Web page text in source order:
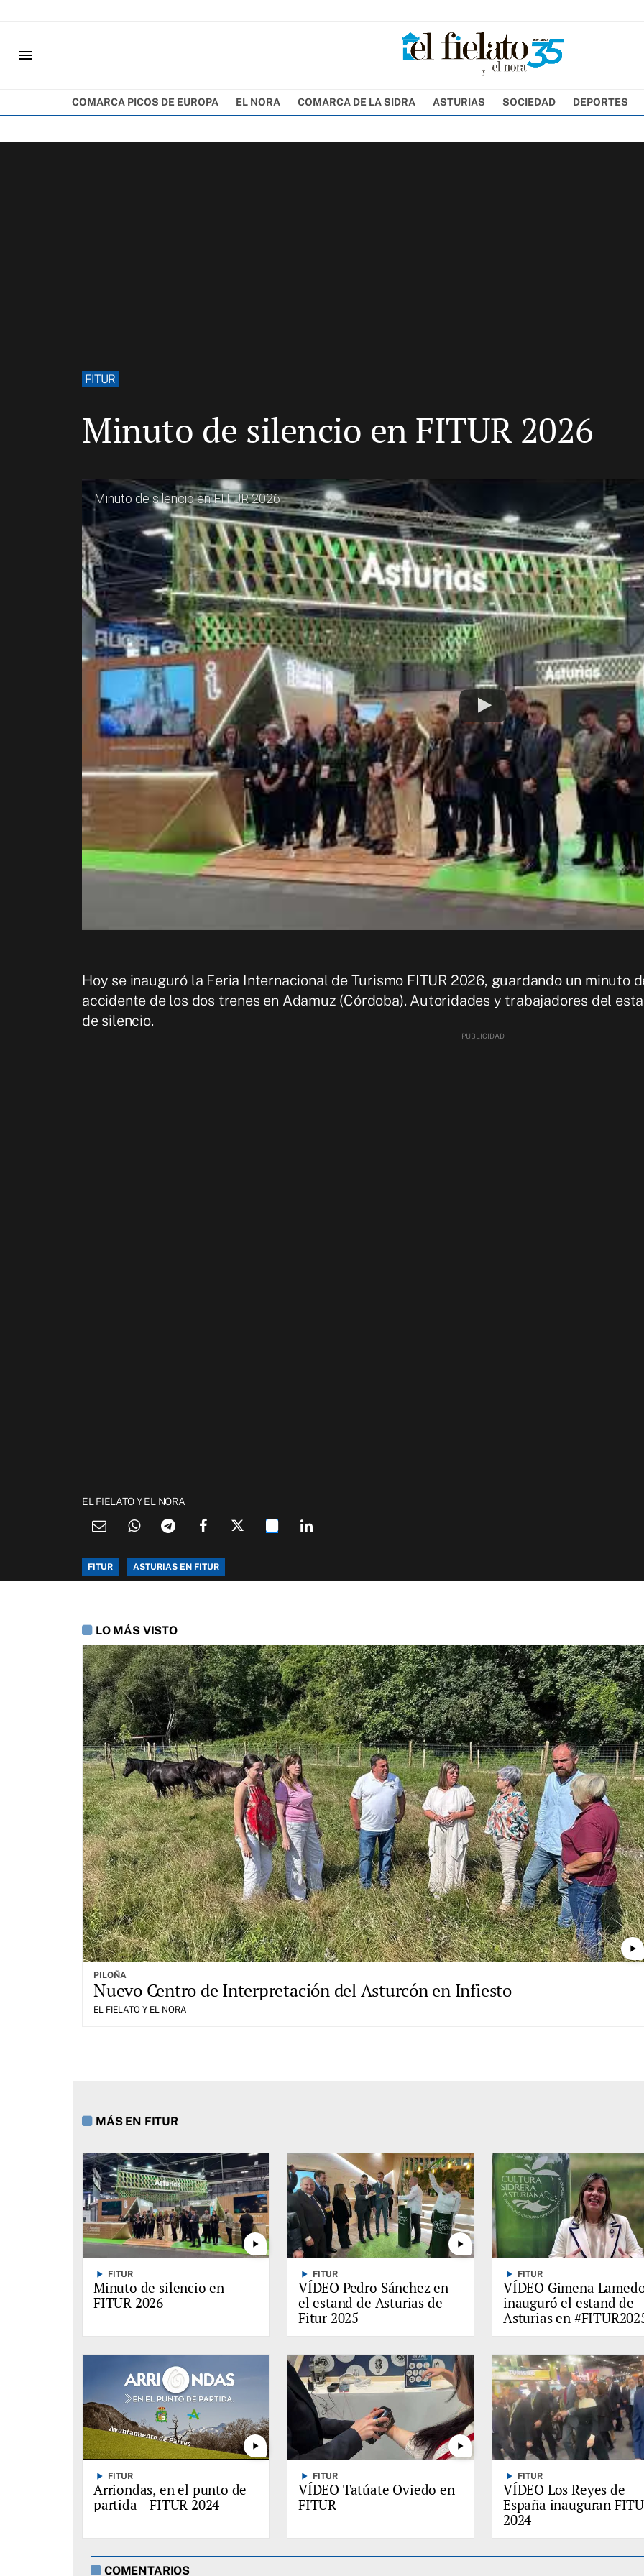
menu
COMARCA PICOS DE EUROPA EL NORA COMARCA DE LA SIDRA ASTURIAS SOCIEDAD DEPORTES
FITUR
Minuto de silencio en FITUR 2026
Minuto de silencio en FITUR 2026
Hoy se inauguró la Feria Internacional de Turismo FITUR 2026, guardando un minuto
accidente de los dos trenes en Adamuz (Córdoba). Autoridades y trabajadores del
de silencio.
EL FIELATO Y EL NORA
FITUR ASTURIAS EN FITUR
LO MÁS VISTO
play_arrow
PILOÑA
Nuevo Centro de Interpretación del Asturcón en Infiesto
EL FIELATO Y EL NORA
MÁS EN FITUR
play_arrow
play_arrow FITUR
Minuto de silencio en
FITUR 2026
play_arrow
play_arrow FITUR
VÍDEO Pedro Sánchez en
el estand de Asturias de
Fitur 2025
play_arrow FITUR
VÍDEO Gimena
inauguró el estand de
Asturias en
play_arrow
play_arrow FITUR
Arriondas, en el punto de
partida - FITUR 2024
play_arrow
play_arrow FITUR
VÍDEO Tatúate Oviedo en
FITUR
play_arrow FITUR
VÍDEO Los Reyes de
España inauguran
2024
COMENTARIOS